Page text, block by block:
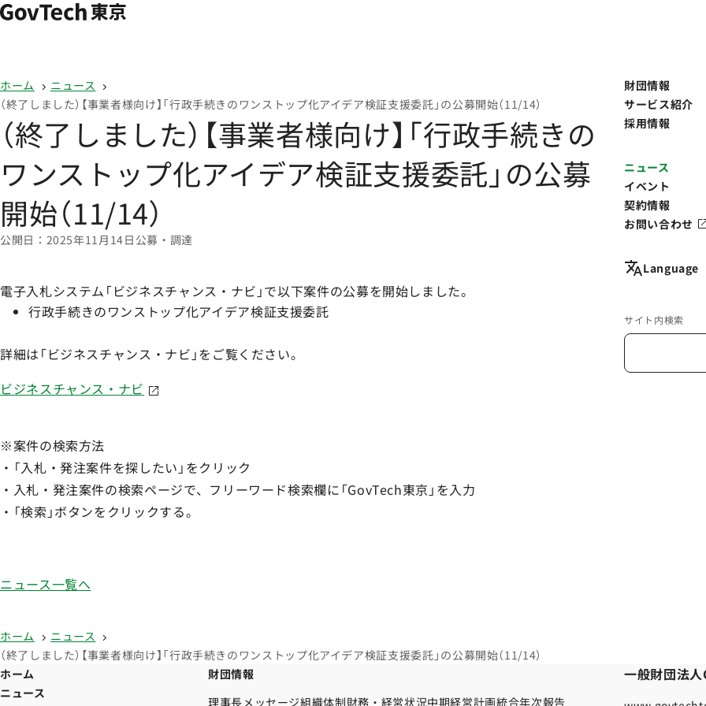
本文へ移動 ホーム
財団情報
サービス紹介
採用情報
ニュース
イベント
契約情報
お問い合わせ
Language
サイト内検索
ホーム
ニュース
（終了しました）【事業者様向け】「行政手続きのワンストップ化アイデア検証支援委託」の公募開始（11/14）
（終了しました）【事業者様向け】「行政手続きの
ワンストップ化アイデア検証支援委託」の公募
開始（11/14）
公開日 2025年11月14日 公募・調達
電子入札システム「ビジネスチャンス・ナビ」で以下案件の公募を開始しました。
行政手続きのワンストップ化アイデア検証支援委託
詳細は「ビジネスチャンス・ナビ」をご覧ください。
ビジネスチャンス・ナビ
※案件の検索方法
・「入札・発注案件を探したい」をクリック
・入札・発注案件の検索ページで、フリーワード検索欄に「GovTech東京」を入力
・「検索」ボタンをクリックする。
ニュース一覧へ
ホーム
ニュース
（終了しました）【事業者様向け】「行政手続きのワンストップ化アイデア検証支援委託」の公募開始（11/14）
ホーム
ニュース
財団情報
理事長メッセージ組織体制財務・経営状況中期経営計画統合年次報告
一般財団法